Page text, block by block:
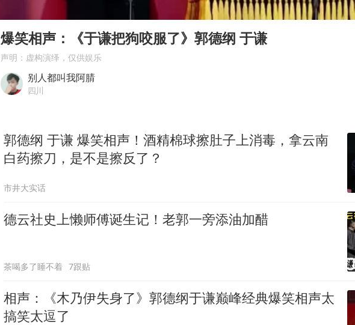
“今天得有40℃了吧 为啥还不预警”
“新疆阿勒泰八月能滑雪”不实
U17国足点球大战淘汰河床晋级决赛
名创优品回应女子吐槽内裤质量差
夯实基础开新局
爆笑相声：《于谦把狗咬服了》郭德纲 于谦
声明：虚构演绎，仅供娱乐
别人都叫我阿腈
四川
郭德纲 于谦 爆笑相声！酒精棉球擦肚子上消毒，拿云南
白药擦刀，是不是擦反了？
市井大实话
德云社史上懒师傅诞生记！老郭一旁添油加醋
茶喝多了睡不着 7跟贴
相声：《木乃伊失身了》郭德纲于谦巅峰经典爆笑相声太
搞笑太逗了